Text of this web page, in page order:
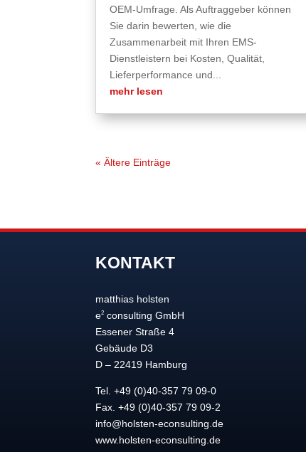
OEM-Umfrage. Als Auftraggeber können
Sie darin bewerten, wie die
Zusammenarbeit mit Ihren EMS-
Dienstleistern bei Kosten, Qualität,
Lieferperformance und...
mehr lesen
« Ältere Einträge
KONTAKT
matthias holsten
e2 consulting GmbH
Essener Straße 4
Gebäude D3
D – 22419 Hamburg
Tel. +49 (0)40-357 79 09-0
Fax. +49 (0)40-357 79 09-2
info@holsten-econsulting.de
www.holsten-econsulting.de